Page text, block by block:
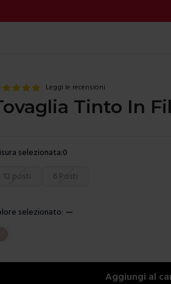
Leggi le recensioni
Tinto In
selezionata:0
una misura
12 posti 6 Posti
selezionato: —
Aggiungi al